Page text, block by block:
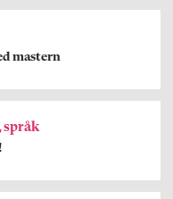
mastern
språk